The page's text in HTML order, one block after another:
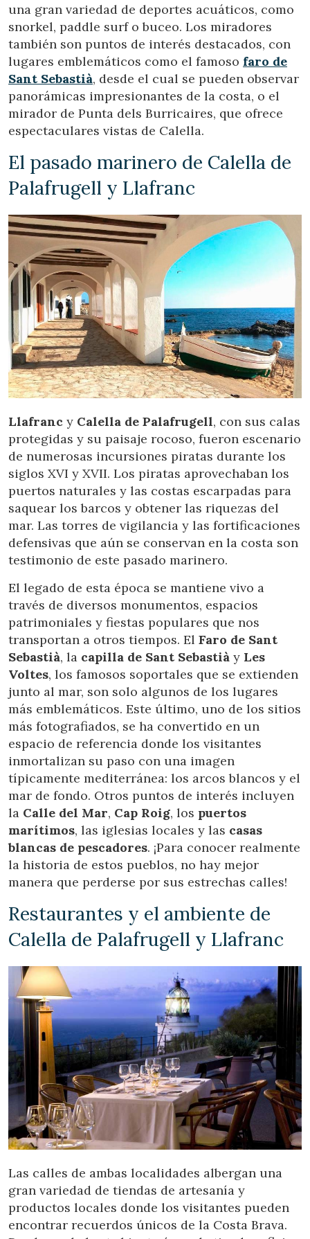
una gran variedad de deportes acuáticos, como
snorkel, paddle surf o buceo. Los miradores
también son puntos de interés destacados, con
lugares emblemáticos como el famoso faro de
Sant Sebastià, desde el cual se pueden observar
panorámicas impresionantes de la costa, o el
mirador de Punta dels Burricaires, que ofrece
espectaculares vistas de Calella.
El pasado marinero de Calella de
Palafrugell y Llafranc
Llafranc y Calella de Palafrugell, con sus calas
protegidas y su paisaje rocoso, fueron escenario
de numerosas incursiones piratas durante los
siglos XVI y XVII. Los piratas aprovechaban los
puertos naturales y las costas escarpadas para
saquear los barcos y obtener las riquezas del
mar. Las torres de vigilancia y las fortificaciones
defensivas que aún se conservan en la costa son
testimonio de este pasado marinero.
El legado de esta época se mantiene vivo a
través de diversos monumentos, espacios
patrimoniales y fiestas populares que nos
transportan a otros tiempos. El Faro de Sant
Sebastià, la capilla de Sant Sebastià y Les
Voltes, los famosos soportales que se extienden
junto al mar, son solo algunos de los lugares
más emblemáticos. Este último, uno de los sitios
más fotografiados, se ha convertido en un
espacio de referencia donde los visitantes
inmortalizan su paso con una imagen
típicamente mediterránea: los arcos blancos y el
mar de fondo. Otros puntos de interés incluyen
la Calle del Mar, Cap Roig, los puertos
marítimos, las iglesias locales y las casas
blancas de pescadores. ¡Para conocer realmente
la historia de estos pueblos, no hay mejor
manera que perderse por sus estrechas calles!
Restaurantes y el ambiente de
Calella de Palafrugell y Llafranc
Las calles de ambas localidades albergan una
gran variedad de tiendas de artesanía y
productos locales donde los visitantes pueden
encontrar recuerdos únicos de la Costa Brava.
Modifier les cookies
Technique et Fonctionnel
Toujours actif
Ce site Web utilise ses propres cookies pour collecter des
informations afin d'améliorer nos services. Si vous
continuez à naviguer, vous acceptez leur installation.
L'utilisateur a la possibilité de configurer son navigateur,
pouvant, s'il le souhaite, empêcher leur installation sur son
disque dur, même s'il doit garder à l'esprit qu'une telle
action peut entraîner des difficultés de navigation sur le
Analyse et Personnalisation
Ils permettent le suivi et l'analyse du comportement des
utilisateurs de ce site. Les informations collectées via ce
type de cookies sont utilisées pour mesurer l'activité du
Web pour l'élaboration des profils de navigation des
utilisateurs afin d'introduire des améliorations basées sur
l'analyse des données d'utilisation effectuée par les
utilisateurs du service. . Ils nous permettent de
sauvegarder les informations de préférence de l'utilisateur
pour améliorer la qualité de nos services et offrir une
meilleure expérience grâce aux produits recommandés.
Marketing et Publicité
Ces cookies sont utilisés pour stocker des informations sur
les préférences et les choix personnels de l'utilisateur
grâce à l'observation continue de ses habitudes de
navigation. Grâce à eux, nous pouvons connaître les
habitudes de navigation sur le site Web et afficher des
publicités liées au profil de navigation de l'utilisateur.